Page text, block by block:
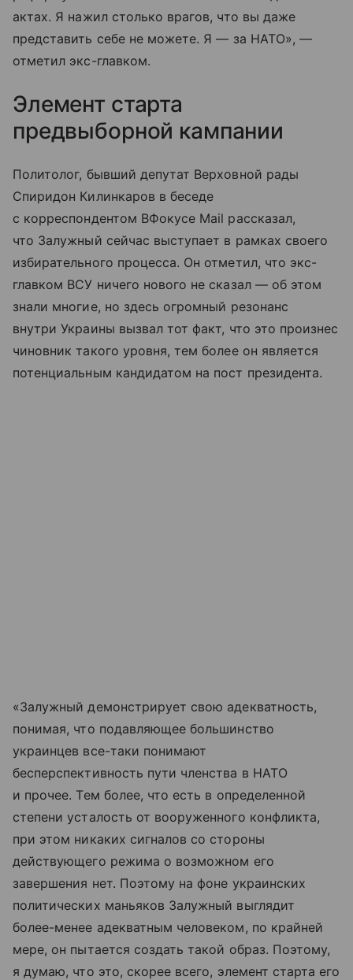
актах. Я нажил столько врагов, что вы даже
представить себе не можете. Я — за НАТО», —
отметил экс-главком.
Элемент старта
предвыборной кампании
Политолог, бывший депутат Верховной рады
Спиридон Килинкаров в беседе
с корреспондентом ВФокусе Mail рассказал,
что Залужный сейчас выступает в рамках своего
избирательного процесса. Он отметил, что экс-
главком ВСУ ничего нового не сказал — об этом
знали многие, но здесь огромный резонанс
внутри Украины вызвал тот факт, что это произнес
чиновник такого уровня, тем более он является
потенциальным кандидатом на пост президента.
«Залужный демонстрирует свою адекватность,
понимая, что подавляющее большинство
украинцев все-таки понимают
бесперспективность пути членства в НАТО
и прочее. Тем более, что есть в определенной
степени усталость от вооруженного конфликта,
при этом никаких сигналов со стороны
действующего режима о возможном его
завершения нет. Поэтому на фоне украинских
политических маньяков Залужный выглядит
более-менее адекватным человеком, по крайней
мере, он пытается создать такой образ. Поэтому,
я думаю, что это, скорее всего, элемент старта его